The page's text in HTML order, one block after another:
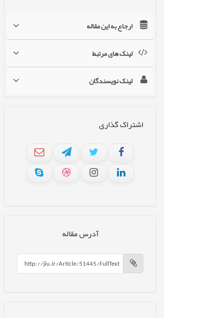
ارجاع به این مقاله
لینک های مرتبط
لینک نویسندگان
اشتراک گذاری
آدرس مقاله